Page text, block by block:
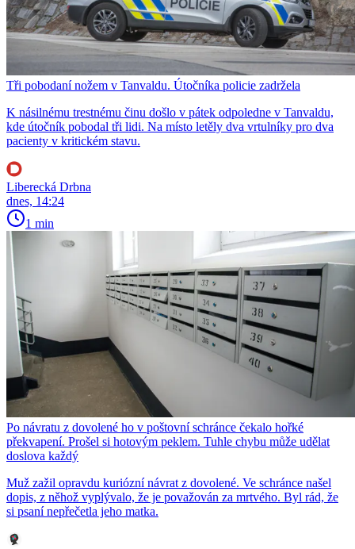
Tři pobodaní nožem v Tanvaldu. Útočníka policie zadržela
K násilnému trestnému činu došlo v pátek odpoledne v Tanvaldu,
kde útočník pobodal tři lidi. Na místo letěly dva vrtulníky pro dva
pacienty v kritickém stavu.
Liberecká Drbna
dnes, 14:24
1 min
Po návratu z dovolené ho v poštovní schránce čekalo hořké
překvapení. Prošel si hotovým peklem. Tuhle chybu může udělat
doslova každý
Muž zažil opravdu kuriózní návrat z dovolené. Ve schránce našel
dopis, z něhož vyplývalo, že je považován za mrtvého. Byl rád, že
si psaní nepřečetla jeho matka.